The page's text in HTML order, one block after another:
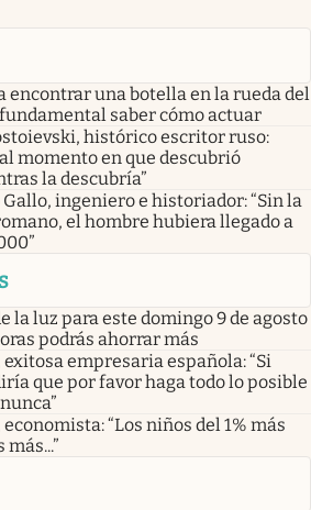
encontrar una botella en la rueda del
saber cómo actuar
histórico escritor ruso:
momento en que descubrió
la descubría”
ingeniero e historiador: “Sin la
el hombre hubiera llegado a
la luz para este domingo 9 de agosto
podrás ahorrar más
exitosa empresaria española: “Si
que por favor haga todo lo posible
economista: “Los niños del 1% más